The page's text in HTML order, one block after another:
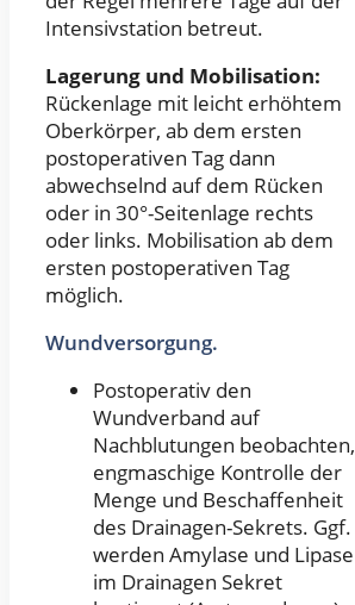
Intensivstation betreut.
Lagerung und Mobilisation:
Rückenlage mit leicht erhöhtem
Oberkörper, ab dem ersten
postoperativen Tag dann
abwechselnd auf dem Rücken
oder in 30°-Seitenlage rechts
oder links. Mobilisation ab dem
ersten postoperativen Tag
möglich.
Wundversorgung.
Postoperativ den
Wundverband auf
Nachblutungen beobachten,
engmaschige Kontrolle der
Menge und Beschaffenheit
des Drainagen-Sekrets. Ggf.
werden Amylase und Lipase
im Drainagen Sekret